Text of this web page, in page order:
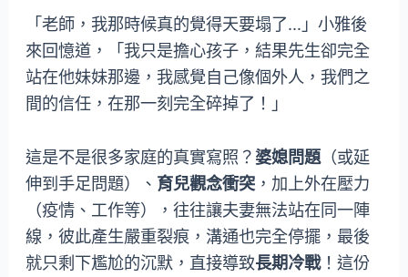
「老師，我那時候真的覺得天要塌了…」小雅後
來回憶道，「我只是擔心孩子，結果先生卻完全
站在他妹妹那邊，我感覺自己像個外人，我們之
間的信任，在那一刻完全碎掉了！」
這是不是很多家庭的真實寫照？婆媳問題（或延
伸到手足問題）、 育兒觀念衝突 ，加上外在壓力
（疫情、工作等），往往讓夫妻無法站在同一陣
線，彼此產生嚴重裂痕，溝通也完全停擺，最後
就只剩下尷尬的沉默，直接導致長期冷戰！這份